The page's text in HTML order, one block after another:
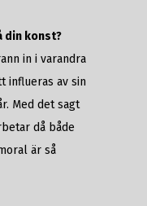
din konst?
in i varandra
influeras av sin
Med det sagt
då både
är så